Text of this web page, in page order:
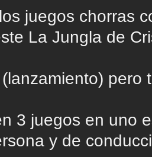
juegos chorras
La Jungla de
pero
3 juegos en uno
y de